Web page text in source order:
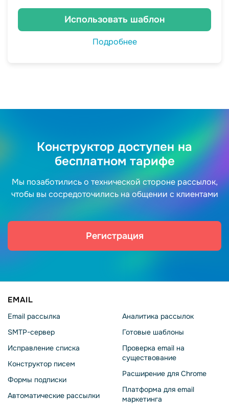
Использовать шаблон
Подробнее
Конструктор доступен на
бесплатном тарифе
Мы позаботились о технической стороне рассылок,
чтобы вы сосредоточились на общении с клиентами
Регистрация
EMAIL
Email рассылка
SMTP-сервер
Исправление списка
Конструктор писем
Формы подписки
Автоматические рассылки
Аналитика рассылок
Готовые шаблоны
Проверка email на
существование
Расширение для Chrome
Платформа для email
маркетинга